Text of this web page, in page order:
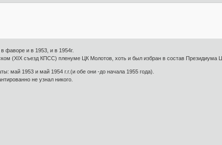
фаворе и в 1953, и в 1954г.
(XIX съезд КПСС) пленуме ЦК Молотов, хоть и был избран в состав Президиума
май 1953 и май 1954 г.г.(и обе они -до начала 1955 года).
не узнал никого.